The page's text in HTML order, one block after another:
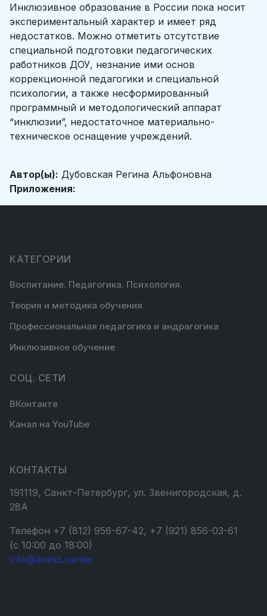
Инклюзивное образование в России пока носит
экспериментальный характер и имеет ряд
недостатков. Можно отметить отсутствие
специальной подготовки педагогических
работников ДОУ, незнание ими основ
коррекционной педагогики и специальной
психологии, а также несформированный
программный и методологический аппарат
“инклюзии”, недостаточное материально-
техническое оснащение учреждений.
Автор(ы): Дубовская Регина Альфоновна
Приложения:
КАТЕГОРИИ
Воспитание. Педагогика. Психология.
Теория и методика обучения
Профессиональная педагогика и андрагогика
Инклюзивное обучение
СОЦ. СЕТИ
ВКонтакте
Канал на YouTube
КОНТАКТЫ
191119, Санкт-Петербург, ул. Звенигородская, д.
28А
Телефон +7 (812) 956-67-42, +7 (921) 856-03-61
(с 10:00 до 18:00)
info@aneks.center